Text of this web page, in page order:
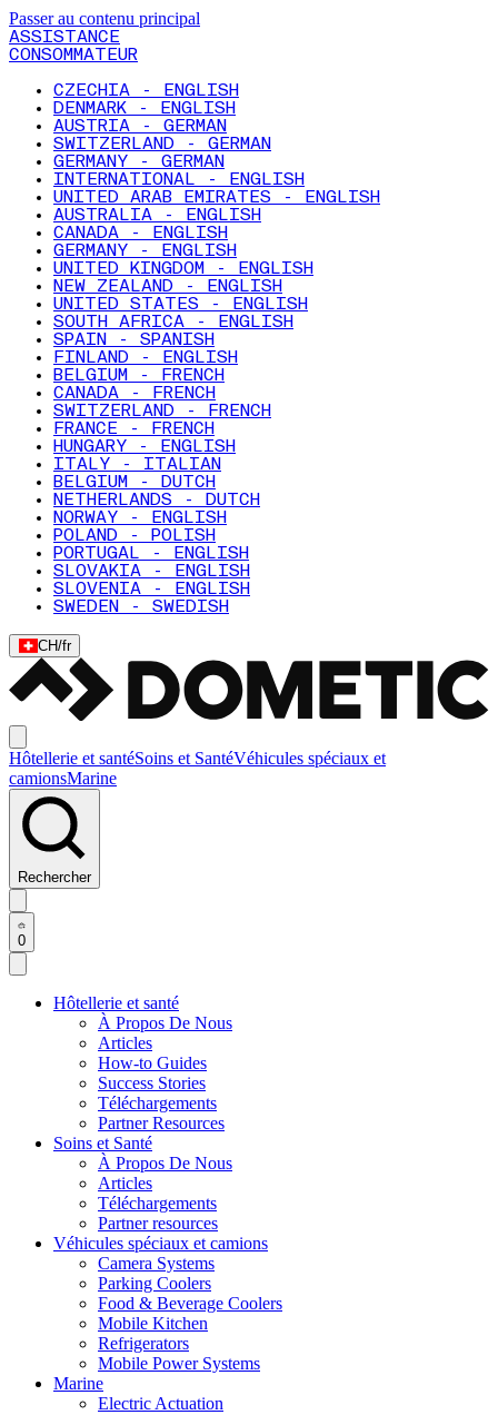
Passer au contenu principal
ASSISTANCE
CONSOMMATEUR
CZECHIA - ENGLISH
DENMARK - ENGLISH
AUSTRIA - GERMAN
SWITZERLAND - GERMAN
GERMANY - GERMAN
INTERNATIONAL - ENGLISH
UNITED ARAB EMIRATES - ENGLISH
AUSTRALIA - ENGLISH
CANADA - ENGLISH
GERMANY - ENGLISH
UNITED KINGDOM - ENGLISH
NEW ZEALAND - ENGLISH
UNITED STATES - ENGLISH
SOUTH AFRICA - ENGLISH
SPAIN - SPANISH
FINLAND - ENGLISH
BELGIUM - FRENCH
CANADA - FRENCH
SWITZERLAND - FRENCH
FRANCE - FRENCH
HUNGARY - ENGLISH
ITALY - ITALIAN
BELGIUM - DUTCH
NETHERLANDS - DUTCH
NORWAY - ENGLISH
POLAND - POLISH
PORTUGAL - ENGLISH
SLOVAKIA - ENGLISH
SLOVENIA - ENGLISH
SWEDEN - SWEDISH
CH/fr
Hôtellerie et santéSoins et SantéVéhicules spéciaux et
camionsMarine
Rechercher
0
Hôtellerie et santé
À Propos De Nous
Articles
How-to Guides
Success Stories
Téléchargements
Partner Resources
Soins et Santé
À Propos De Nous
Articles
Téléchargements
Partner resources
Véhicules spéciaux et camions
Camera Systems
Parking Coolers
Food & Beverage Coolers
Mobile Kitchen
Refrigerators
Mobile Power Systems
Marine
Electric Actuation